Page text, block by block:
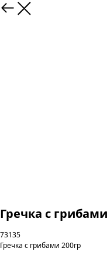
Гречка с грибами
73135
Гречка с грибами 200гр